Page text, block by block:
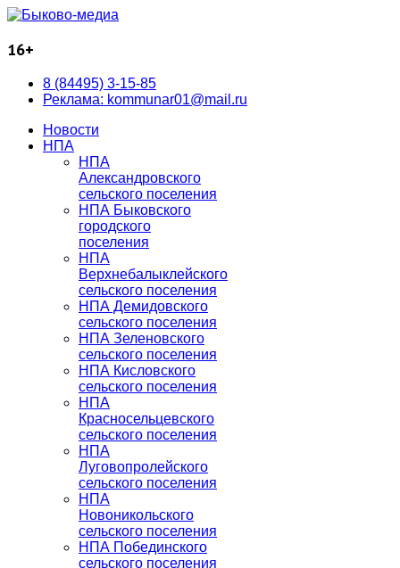
16+
8 (84495) 3-15-85
Реклама: kommunar01@mail.ru
Новости
НПА
НПА
Александровского
сельского поселения
НПА Быковского
городского
поселения
НПА
Верхнебалыклейского
сельского поселения
НПА Демидовского
сельского поселения
НПА Зеленовского
сельского поселения
НПА Кисловского
сельского поселения
НПА
Красносельцевского
сельского поселения
НПА
Луговопролейского
сельского поселения
НПА
Новоникольского
сельского поселения
НПА Побединского
сельского поселения